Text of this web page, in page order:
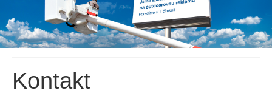
Kontakt